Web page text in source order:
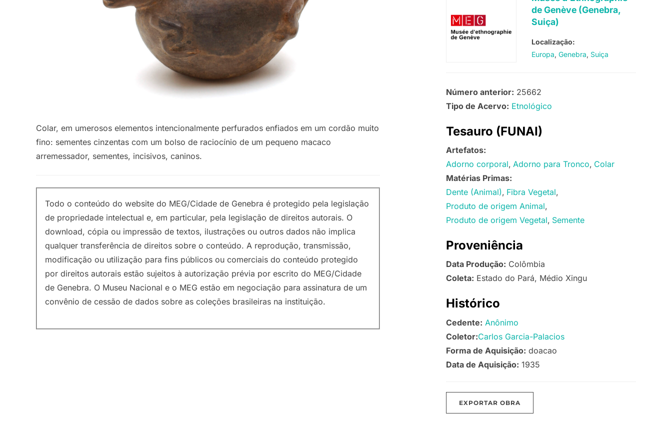
Colar, em umerosos elementos intencionalmente perfurados enfiados em um cordão muito
fino: sementes cinzentas com um bolso de raciocínio de um pequeno macaco
arremessador, sementes, incisivos, caninos.
Todo o conteúdo do website do MEG/Cidade de Genebra é protegido pela legislação
de propriedade intelectual e, em particular, pela legislação de direitos autorais. O
download, cópia ou impressão de textos, ilustrações ou outros dados não implica
qualquer transferência de direitos sobre o conteúdo. A reprodução, transmissão,
modificação ou utilização para fins públicos ou comerciais do conteúdo protegido
por direitos autorais estão sujeitos à autorização prévia por escrito do MEG/Cidade
de Genebra. O Museu Nacional e o MEG estão em negociação para assinatura de um
convênio de cessão de dados sobre as coleções brasileiras na instituição.
de Genève (Genebra,
Suiça)
Localização:
Europa Genebra Suiça
Número anterior: 25662
Tipo de Acervo: Etnológico
Tesauro (FUNAI)
Artefatos:
Adorno corporal Adorno para Tronco Colar
Matérias Primas:
Dente (Animal) Fibra Vegetal
Produto de origem Animal
Produto de origem Vegetal Semente
Proveniência
Data Produção: Colômbia
Coleta: Estado do Pará, Médio Xingu
Histórico
Cedente: Anônimo
Coletor:Carlos Garcia-Palacios
Forma de Aquisição: doacao
Data de Aquisição: 1935
EXPORTAR OBRA